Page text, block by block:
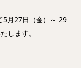
5月27日（金）～ 29
します。